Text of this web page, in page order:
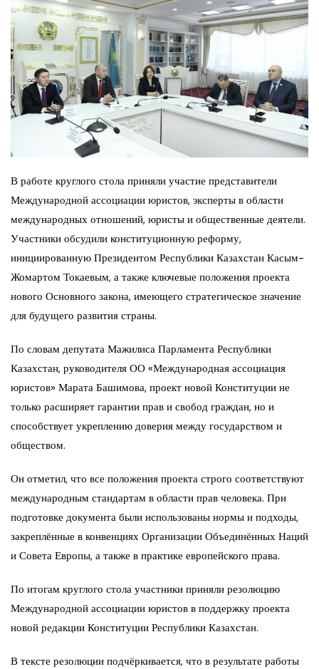
В работе круглого стола приняли участие представители
Международной ассоциации юристов, эксперты в области
международных отношений, юристы и общественные деятели.
Участники обсудили конституционную реформу,
инициированную Президентом Республики Казахстан Касым-
Жомартом Токаевым, а также ключевые положения проекта
нового Основного закона, имеющего стратегическое значение
для будущего развития страны.
По словам депутата Мажилиса Парламента Республики
Казахстан, руководителя ОО «Международная ассоциация
юристов» Марата Башимова, проект новой Конституции не
только расширяет гарантии прав и свобод граждан, но и
способствует укреплению доверия между государством и
обществом.
Он отметил, что все положения проекта строго соответствуют
международным стандартам в области прав человека. При
подготовке документа были использованы нормы и подходы,
закреплённые в конвенциях Организации Объединённых Наций
и Совета Европы, а также в практике европейского права.
По итогам круглого стола участники приняли резолюцию
Международной ассоциации юристов в поддержку проекта
новой редакции Конституции Республики Казахстан.
В тексте резолюции подчёркивается, что в результате работы